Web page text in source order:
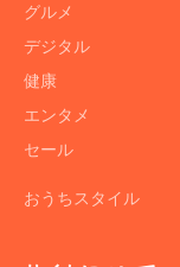
グルメ
デジタル
健康
エンタメ
セール
おうちスタイル